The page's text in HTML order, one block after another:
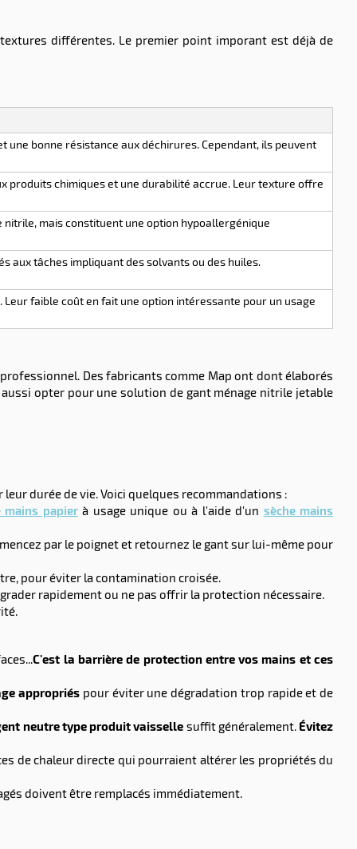
différentes. Le premier point imporant est déjà de
bonne résistance aux déchirures. Cependant, ils peuvent
produits chimiques et une durabilité accrue. Leur texture offre
mais constituent une option hypoallergénique
aux tâches impliquant des solvants ou des huiles.
faible coût en fait une option intéressante pour un usage
Des fabricants comme Map ont dont élaborés
aussi opter pour une solution de gant ménage nitrile jetable
durée de vie. Voici quelques recommandations :
mains papierà usage unique ou à l'aide d'un sèche mains
par le poignet et retournez le gant sur lui-même pour
pour éviter la contamination croisée.
rapidement ou ne pas offrir la protection nécessaire.
C'est la barrière de protection entre vos mains et ces
appropriés pour éviter une dégradation trop rapide et de
neutre type produit vaisselle suffit généralement. Évitez
de chaleur directe qui pourraient altérer les propriétés du
doivent être remplacés immédiatement.